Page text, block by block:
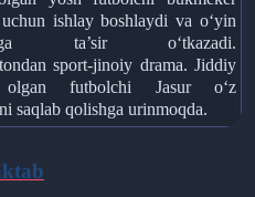
ishlay boshlaydi va o‘yin
ta’sir o‘tkazadi.
sport-jinoiy drama. Jiddiy
olgan futbolchi Jasur o‘z
saqlab qolishga urinmoqda.